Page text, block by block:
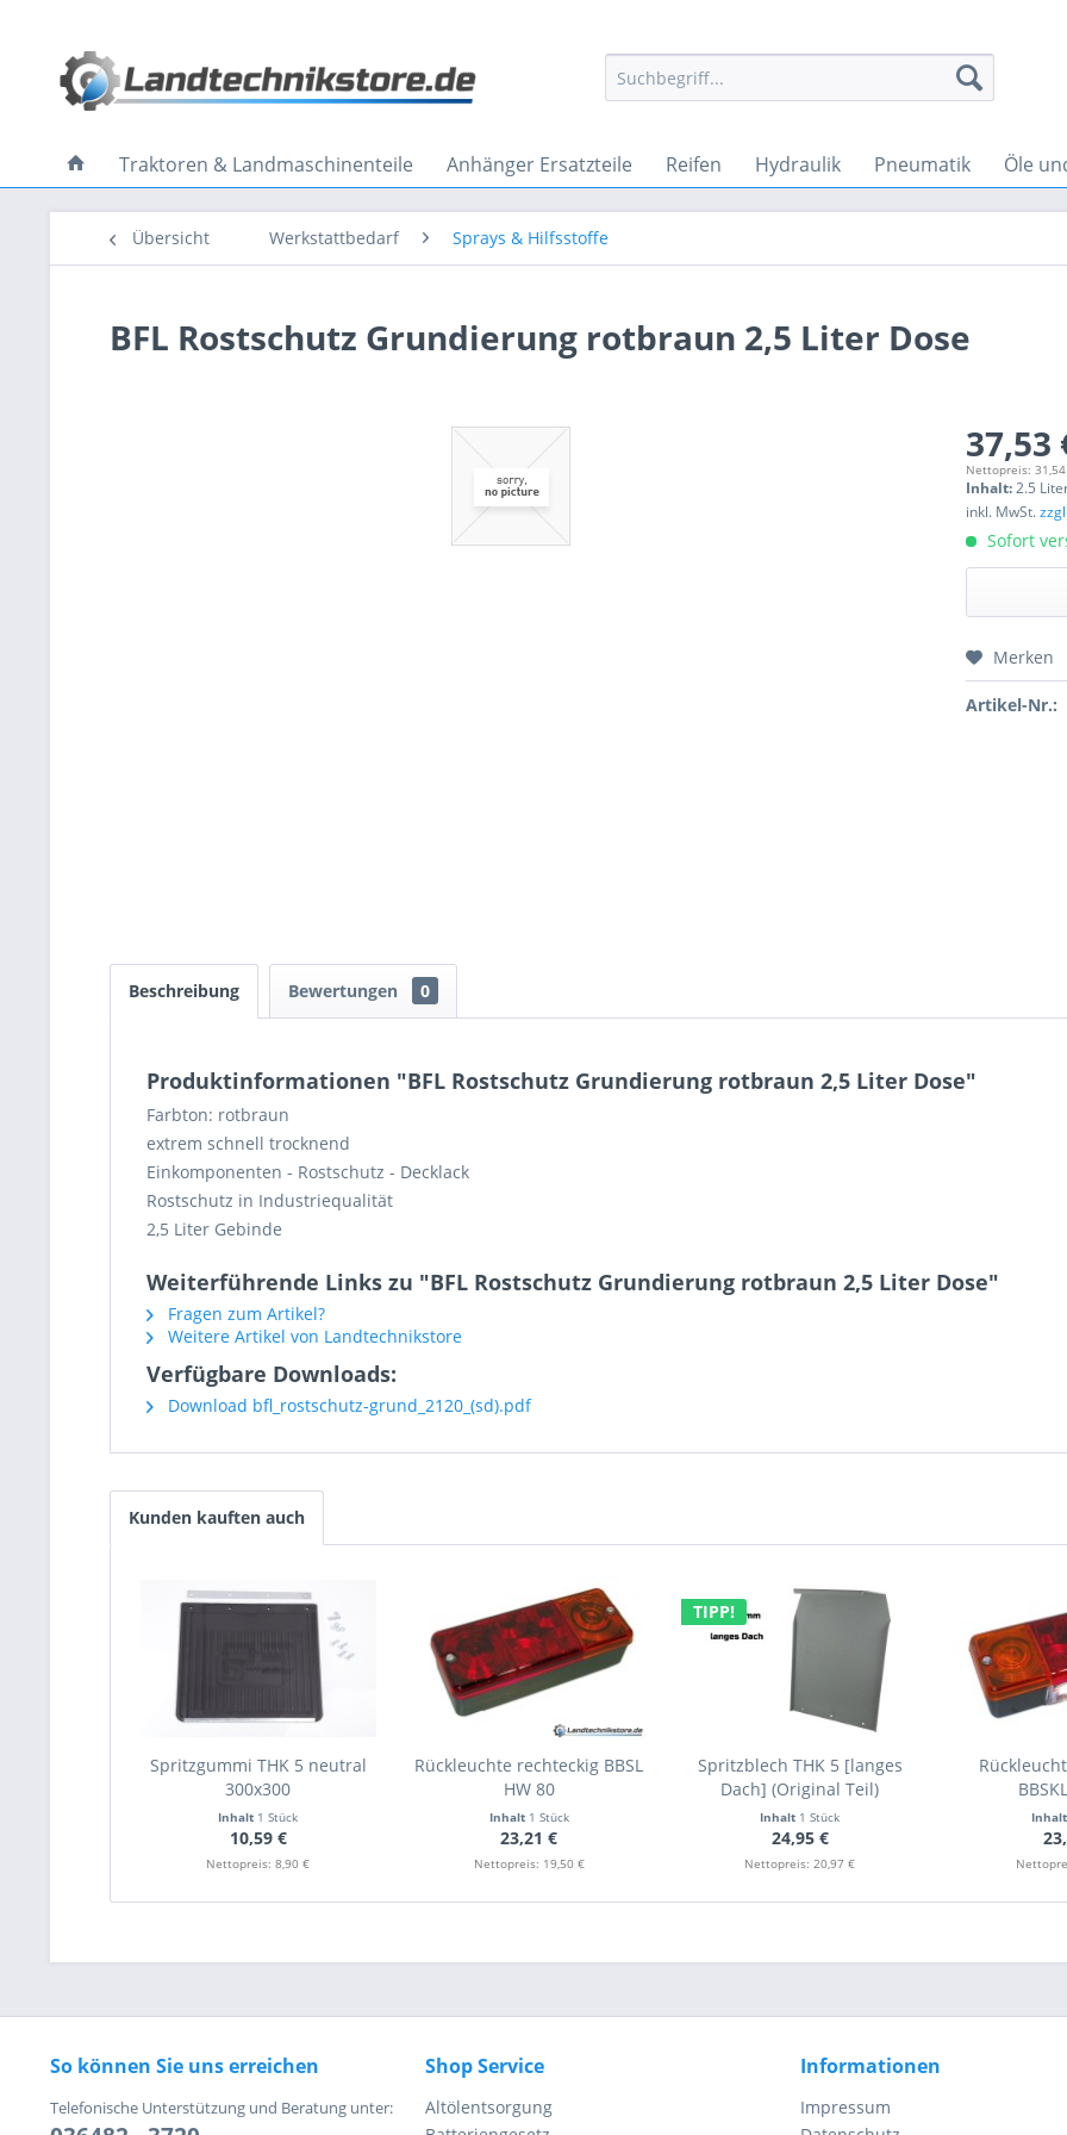
Traktoren & Landmaschinenteile Anhänger Ersatzteile Reifen Hydraulik Pneumatik Öle
Übersicht Werkstattbedarf Sprays & Hilfsstoffe
BFL Rostschutz Grundierung rotbraun 2,5 Liter Dose
37,53
Nettopreis:
Inhalt:2.5
inkl. MwSt.
Sofort
Preis
Merken
Artikel-Nr.:
Beschreibung Bewertungen 0
Produktinformationen "BFL Rostschutz Grundierung rotbraun 2,5 Liter Dose"
Farbton: rotbraun
extrem schnell trocknend
Einkomponenten - Rostschutz - Decklack
Rostschutz in Industriequalität
2,5 Liter Gebinde
Weiterführende Links zu "BFL Rostschutz Grundierung rotbraun 2,5 Liter Dose"
Fragen zum Artikel?
Weitere Artikel von Landtechnikstore
Verfügbare Downloads:
Download bfl_rostschutz-grund_2120_(sd).pdf
Kunden kauften auch
Spritzgummi THK 5 neutral
300x300
Inhalt 1 Stück
10,59 €
Nettopreis: 8,90 €
Rückleuchte rechteckig BBSL
HW 80
Inhalt 1 Stück
23,21 €
Nettopreis: 19,50 €
TIPP!
Spritzblech THK 5 [langes
Dach] (Original Teil)
Inhalt 1 Stück
24,95 €
Nettopreis: 20,97 €
Inhalt
So können Sie uns erreichen
Telefonische Unterstützung und Beratung unter:
Shop Service
Altölentsorgung
Informationen
Impressum